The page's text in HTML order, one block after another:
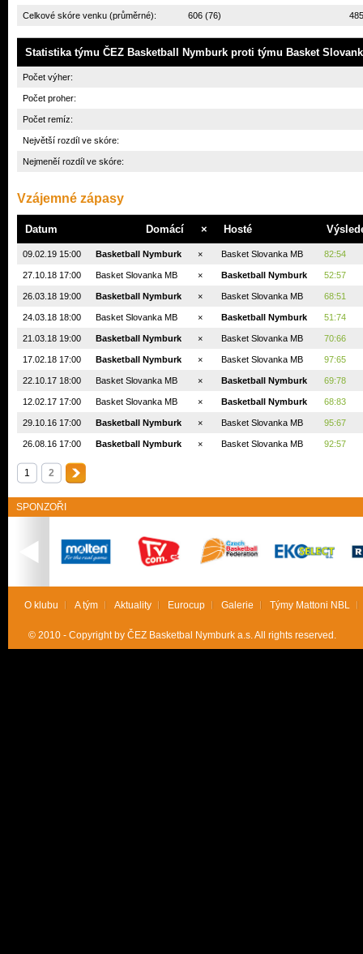
Celkové skóre venku (průměrné): 606 (76)
Statistika týmu ČEZ Basketball Nymburk proti týmu Basket
Počet výher:
Počet proher:
Počet remíz:
Největší rozdíl ve skóre:
Nejmeněí rozdíl ve skóre:
Vzájemné zápasy
Datum Domácí × Hosté
09.02.19 15:00 Basketball Nymburk × Basket Slovanka MB 82:54
27.10.18 17:00 Basket Slovanka MB × Basketball Nymburk 52:57
26.03.18 19:00 Basketball Nymburk × Basket Slovanka MB 68:51
24.03.18 18:00 Basket Slovanka MB × Basketball Nymburk 51:74
21.03.18 19:00 Basketball Nymburk × Basket Slovanka MB 70:66
17.02.18 17:00 Basketball Nymburk × Basket Slovanka MB 97:65
22.10.17 18:00 Basket Slovanka MB × Basketball Nymburk 69:78
12.02.17 17:00 Basket Slovanka MB × Basketball Nymburk 68:83
29.10.16 17:00 Basketball Nymburk × Basket Slovanka MB 95:67
26.08.16 17:00 Basketball Nymburk × Basket Slovanka MB 92:57
1 2
SPONZOŘI
O klubu A tým Aktuality Eurocup Galerie Týmy Mattoni NBL
© 2010 - Copyright by ČEZ Basketbal Nymburk a.s. All rights reserved.